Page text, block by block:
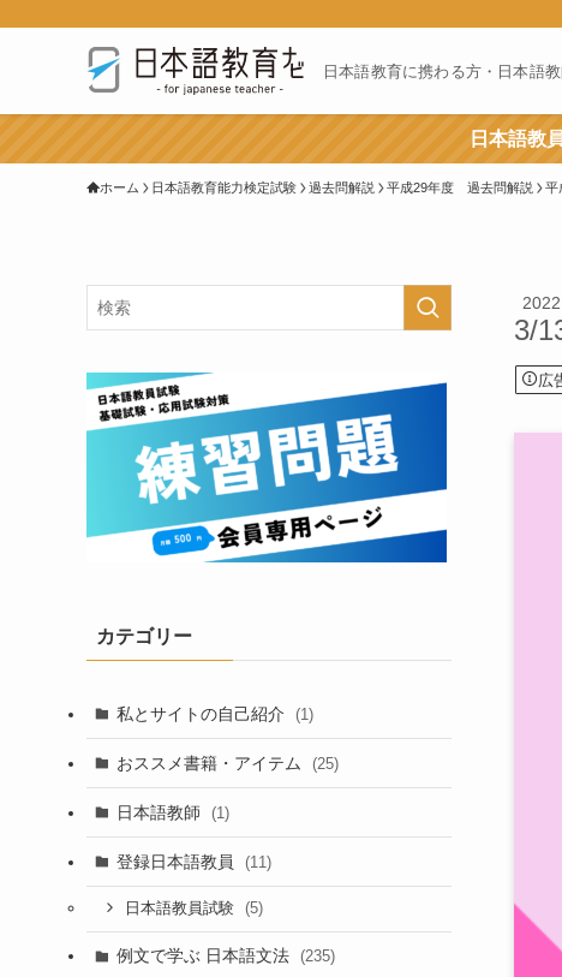
日本語教育に携わる方・日本語
日本語教
ホーム 日本語教育能力検定試験 過去問解説 平成29年度 過去問解説 平
2022
3/
広
カテゴリー
私とサイトの自己紹介 (1)
おススメ書籍・アイテム (25)
日本語教師 (1)
登録日本語教員 (11)
日本語教員試験 (5)
例文で学ぶ 日本語文法 (235)